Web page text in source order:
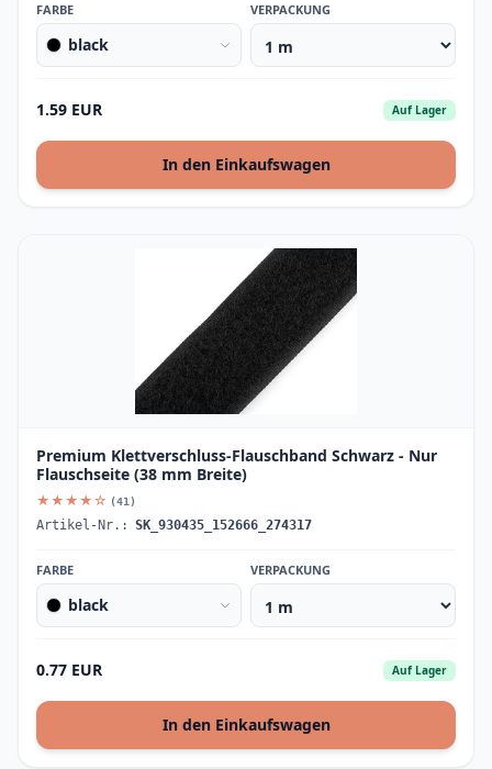
FARBE
black
VERPACKUNG
1.59 EUR Auf Lager
In den Einkaufswagen
Premium Klettverschluss-Flauschband Schwarz - Nur
Flauschseite (38 mm Breite)
★★★★☆ (41)
Artikel-Nr.: SK_930435_152666_274317
FARBE
black
VERPACKUNG
0.77 EUR Auf Lager
In den Einkaufswagen